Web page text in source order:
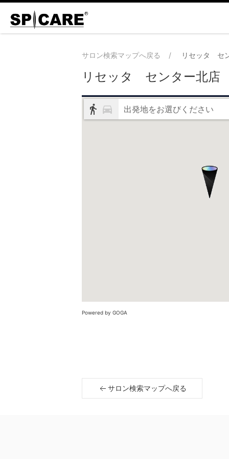
サロン検索マップへ戻る リセッタ セ
リセッタ センター北店
出発地をお選びください
Powered by GOGA
サロン検索マップへ戻る